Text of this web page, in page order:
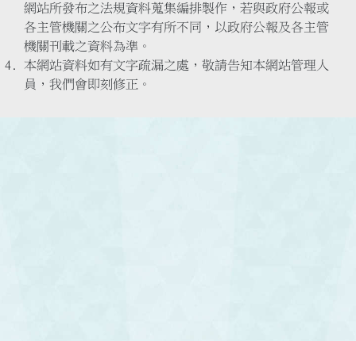
網站所發布之法規資料蒐集編排製作，若與政府公報或
各主管機關之公布文字有所不同，以政府公報及各主管
機關刊載之資料為準。
本網站資料如有文字疏漏之處，敬請告知本網站管理人
員，我們會即刻修正。